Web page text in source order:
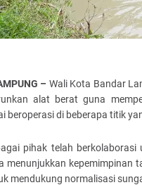
– Wali Kota Bandar
alat berat guna
beroperasi di beberapa titik
pihak telah
menunjukkan
mendukung normalisasi